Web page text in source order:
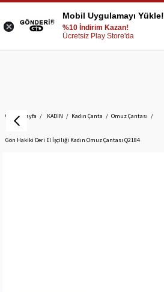
Anasayfa KADIN Kadın Çanta Omuz Çantası
Gön Hakiki Deri El İşçiliği Kadın Omuz Çantası Q2184
Mobil Uygulamayı Yükle!
%10 İndirim Kazan!
Ücretsiz Play Store'da